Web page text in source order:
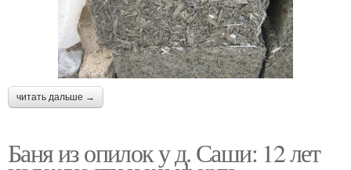
читать дальше →
Баня из опилок у д. Саши: 12 лет